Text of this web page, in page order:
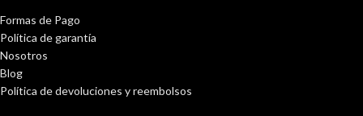
Formas de Pago
Política de garantía
Nosotros
Blog
Política de devoluciones y reembolsos